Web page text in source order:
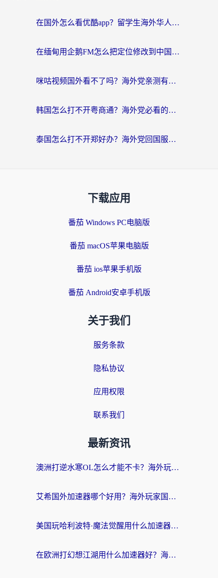
在国外怎么看优酷app？留学生海外华人必看的无限制追剧指南
在缅甸用企鹅FM怎么把定位修改到中国国内？海外党解决地域限制的实用指南
咪咕视频国外看不了吗？海外党亲测有效的回国加速解决方案
韩国怎么打不开粤商通？海外党必看的回国加速器选择指南（附加拿大农行俄罗斯有缘网解决方案）
泰国怎么打不开郑好办？海外党回国服务+影音追剧全搞定的实用指南
下载应用
番茄 Windows PC电脑版
番茄 macOS苹果电脑版
番茄 ios苹果手机版
番茄 Android安卓手机版
关于我们
服务条款
隐私协议
应用权限
联系我们
最新资讯
澳洲打逆水寒OL怎么才能不卡？海外玩家国服游戏加速终极指南（附梦幻模拟战地铁跑酷解决办法）
艾希国外加速器哪个好用？海外玩家国服游戏畅玩终极指南（附欧洲玩鸣潮街头篮球实测）
美国玩哈利波特·魔法觉醒用什么加速器？告别延迟的终极指南（含免费QQ炫舞方案+印尼妄想山海秘籍）
在欧洲打幻想江湖用什么加速器好？海外玩家国服游戏畅玩指南